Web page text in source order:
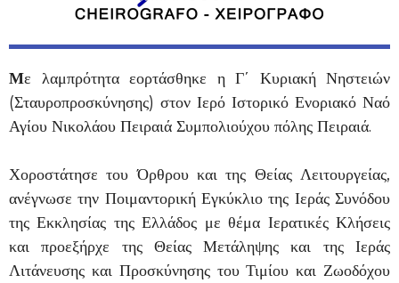
Με λαμπρότητα εορτάσθηκε η Γ΄ Κυριακή Νηστειών
(Σταυροπροσκύνησης) στον Ιερό Ιστορικό Ενοριακό Ναό
Αγίου Νικολάου Πειραιά Συμπολιούχου πόλης Πειραιά.
Χοροστάτησε του Όρθρου και της Θείας Λειτουργείας,
ανέγνωσε την Ποιμαντορική Εγκύκλιο της Ιεράς Συνόδου
της Εκκλησίας της Ελλάδος με θέμα Ιερατικές Κλήσεις
και προεξήρχε της Θείας Μετάληψης και της Ιεράς
Λιτάνευσης και Προσκύνησης του Τιμίου και Ζωοδόχου